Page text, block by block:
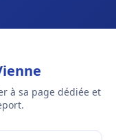
à sa page dédiée et